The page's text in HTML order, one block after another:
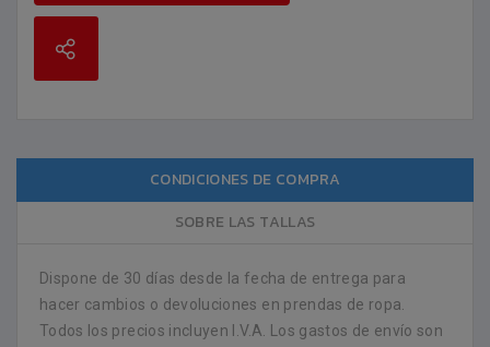
CONDICIONES DE COMPRA
SOBRE LAS TALLAS
Dispone de 30 días desde la fecha de entrega para
hacer cambios o devoluciones en prendas de ropa.
Todos los precios incluyen I.V.A. Los gastos de envío son